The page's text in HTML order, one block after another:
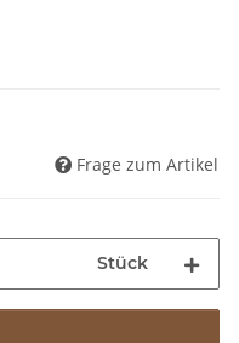
Frage zum Artikel
Stück